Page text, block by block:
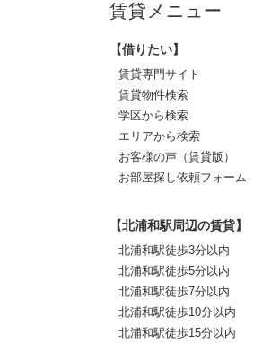
賃貸メニュー
【借りたい】
賃貸専門サイト
賃貸物件検索
学区から検索
エリアから検索
お客様の声（賃貸版）
お部屋探し依頼フォーム
【北浦和駅周辺の賃貸】
北浦和駅徒歩3分以内
北浦和駅徒歩5分以内
北浦和駅徒歩7分以内
北浦和駅徒歩10分以内
北浦和駅徒歩15分以内